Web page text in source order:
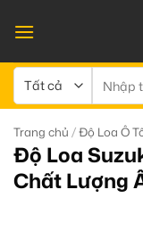
qua
dung
kiếm:
Trang chủ /Độ Loa Ô
Độ Loa
Chất Lượng